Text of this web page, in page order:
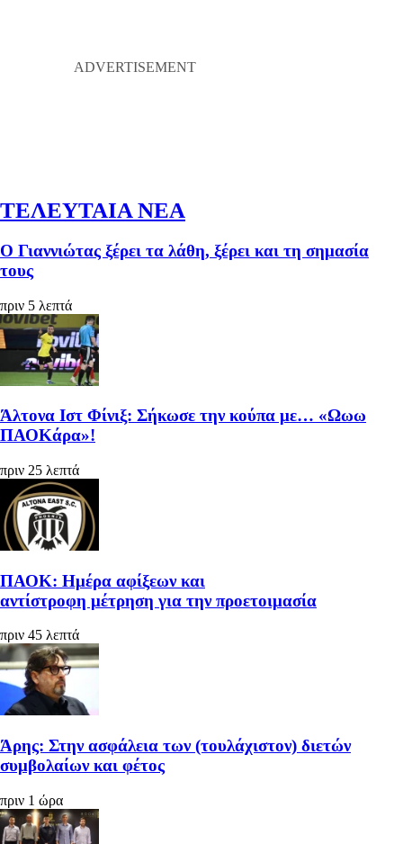
ΤΕΛΕΥΤΑΙΑ ΝΕΑ
Ο Γιαννιώτας ξέρει τα λάθη, ξέρει και τη σημασία
τους
πριν 5 λεπτά
Άλτονα Ιστ Φίνιξ: Σήκωσε την κούπα με… «Ωωω
ΠΑΟΚάρα»!
πριν 25 λεπτά
ΠΑΟΚ: Ημέρα αφίξεων και
αντίστροφη μέτρηση για την προετοιμασία
πριν 45 λεπτά
Άρης: Στην ασφάλεια των (τουλάχιστον) διετών
συμβολαίων και φέτος
πριν 1 ώρα